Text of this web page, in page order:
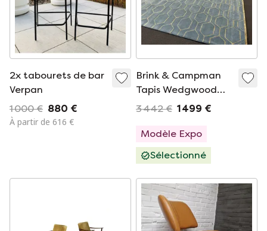
2x tabourets de bar
Verpan
1 000 € 880 €
À partir de 616 €
Brink & Campman
Tapis Wedgwood
Arris Teal
3 442 € 1 499 €
Modèle Expo
Sélectionné